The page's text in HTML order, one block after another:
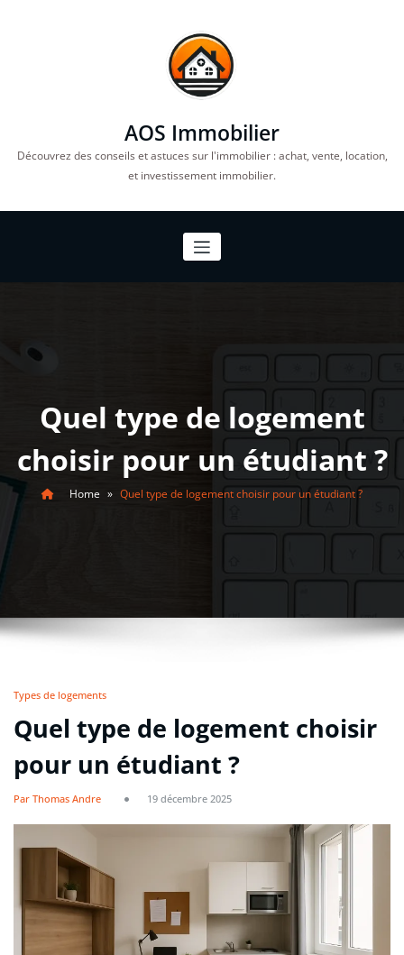
AOS Immobilier
Découvrez des conseils et astuces sur l'immobilier : achat, vente, location,
et investissement immobilier.
Quel type de logement
choisir pour un étudiant ?
Home » Quel type de logement choisir pour un étudiant ?
Types de logements
Quel type de logement choisir
pour un étudiant ?
Par Thomas Andre 19 décembre 2025